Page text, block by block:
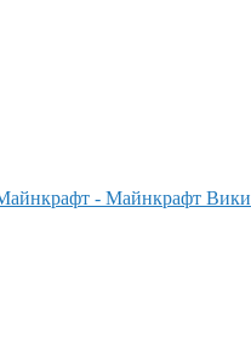
Майнкрафт - Майнкрафт Вики